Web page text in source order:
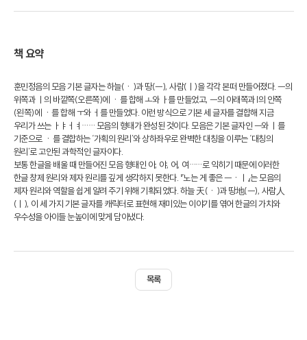
책 요약
훈민정음의 모음 기본 글자는 하늘(ㆍ)과 땅(ㅡ), 사람(ㅣ)을 각각 본떠 만들어졌다. ㅡ의
위쪽과 ㅣ의 바깥쪽(오른쪽)에 ㆍ를 합해 ㅗ와 ㅏ를 만들었고, ㅡ의 아래쪽과 l의 안쪽
(왼쪽)에 ㆍ를 합해 ㅜ와 ㅓ를 만들었다. 이런 방식으로 기본 세 글자를 결합해 지금
우리가 쓰는 ㅏㅑㅓㅕ…… 모음의 형태가 완성된 것이다. 모음은 기본 글자인 ㅡ와 ㅣ를
기준으로 ㆍ를 결합하는 ‘가획의 원리’와 상하좌우로 완벽한 대칭을 이루는 ‘대칭의
원리’로 고안된 과학적인 글자이다.
보통 한글을 배울 때 만들어진 모음 형태인 아, 야, 어, 여……로 익히기 때문에 이러한
한글 창제 원리와 제자 원리를 깊게 생각하지 못한다. 『노는 게 좋은 ㅡㆍㅣ』는 모음의
제자 원리와 역할을 쉽게 알려 주기 위해 기획되었다. 하늘 天(ㆍ)과 땅地(ㅡ), 사람人
(ㅣ), 이 세 가지 기본 글자를 캐릭터로 표현해 재미있는 이야기를 엮어 한글의 가치와
우수성을 아이들 눈높이에 맞게 담아냈다.
목록